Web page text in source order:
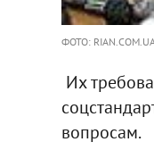
ФОТО:
Их
вопросам.